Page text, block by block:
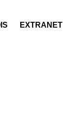
EXTRANET